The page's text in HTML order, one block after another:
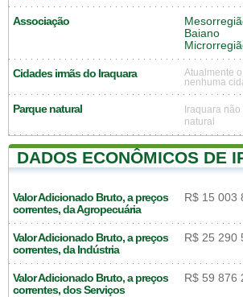
Associação
Baiano
Cidades irmãs do Iraquara
Atualmente
nenhuma
Parque natural
Iraquara
natural
DADOS ECONÔMICOS DE
Valor Adicionado Bruto, a preços
correntes, da Agropecuária
R$ 15 003
Valor Adicionado Bruto, a preços
correntes, da Indústria
R$ 25 290
Valor Adicionado Bruto, a preços
correntes, dos Serviços
R$ 59 876